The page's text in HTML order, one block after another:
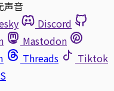
声音
Discord
Mastodon
Threads
Tiktok